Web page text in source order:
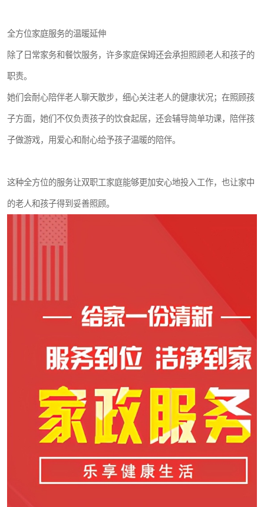
全方位家庭服务的温暖延伸
除了日常家务和餐饮服务，许多家庭保姆还会承担照顾老人和孩子的
职责。
她们会耐心陪伴老人聊天散步，细心关注老人的健康状况；在照顾孩
子方面，她们不仅负责孩子的饮食起居，还会辅导简单功课，陪伴孩
子做游戏，用爱心和耐心给予孩子温暖的陪伴。
这种全方位的服务让双职工家庭能够更加安心地投入工作，也让家中
的老人和孩子得到妥善照顾。